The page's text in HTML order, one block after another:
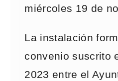
miércoles 19 de
La instalación
convenio suscrito
2023 entre el